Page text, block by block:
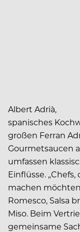
Albert Adrià,
spanisches
großen Ferran
Gourmetsaucen
umfassen
Einflüsse.
machen
Romesco, Salsa
Miso. Beim
gemeinsame